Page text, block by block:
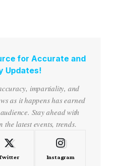
for Accurate and
Updates!
impartiality, and
as it happens has earned
Stay ahead with
the latest events, trends.
Instagram